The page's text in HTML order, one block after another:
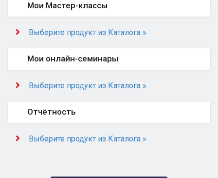
Мои Мастер-классы
Выберите продукт из Каталога »
Мои онлайн-семинары
Выберите продукт из Каталога »
Отчётность
Выберите продукт из Каталога »